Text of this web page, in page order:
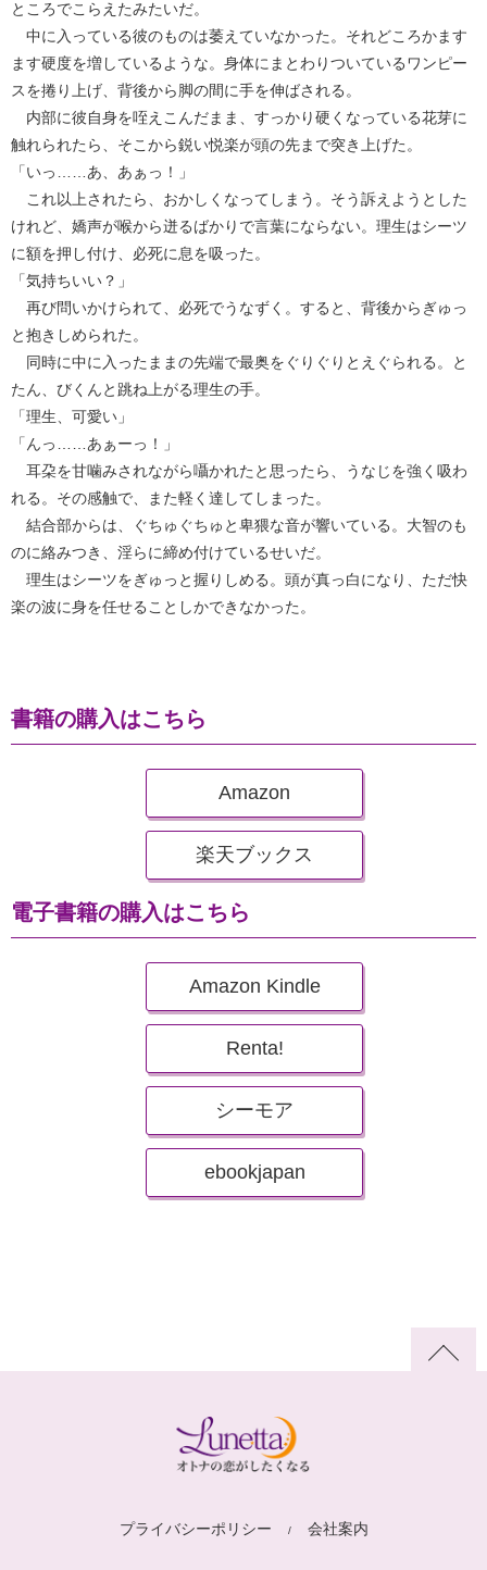
ところでこらえたみたいだ。
中に入っている彼のものは萎えていなかった。それどころかます
ます硬度を増しているような。身体にまとわりついているワンピー
スを捲り上げ、背後から脚の間に手を伸ばされる。
内部に彼自身を咥えこんだまま、すっかり硬くなっている花芽に
触れられたら、そこから鋭い悦楽が頭の先まで突き上げた。
「いっ……あ、あぁっ！」
これ以上されたら、おかしくなってしまう。そう訴えようとした
けれど、嬌声が喉から迸るばかりで言葉にならない。理生はシーツ
に額を押し付け、必死に息を吸った。
「気持ちいい？」
再び問いかけられて、必死でうなずく。すると、背後からぎゅっ
と抱きしめられた。
同時に中に入ったままの先端で最奥をぐりぐりとえぐられる。と
たん、びくんと跳ね上がる理生の手。
「理生、可愛い」
「んっ……あぁーっ！」
耳朶を甘噛みされながら囁かれたと思ったら、うなじを強く吸わ
れる。その感触で、また軽く達してしまった。
結合部からは、ぐちゅぐちゅと卑猥な音が響いている。大智のも
のに絡みつき、淫らに締め付けているせいだ。
理生はシーツをぎゅっと握りしめる。頭が真っ白になり、ただ快
楽の波に身を任せることしかできなかった。
書籍の購入はこちら
Amazon
楽天ブックス
電子書籍の購入はこちら
Amazon Kindle
Renta!
シーモア
ebookjapan
プライバシーポリシー 会社案内